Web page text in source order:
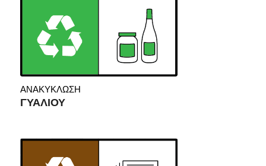
ΑΝΑΚΥΚΛΩΣΗ
ΓΥΑΛΙΟΥ